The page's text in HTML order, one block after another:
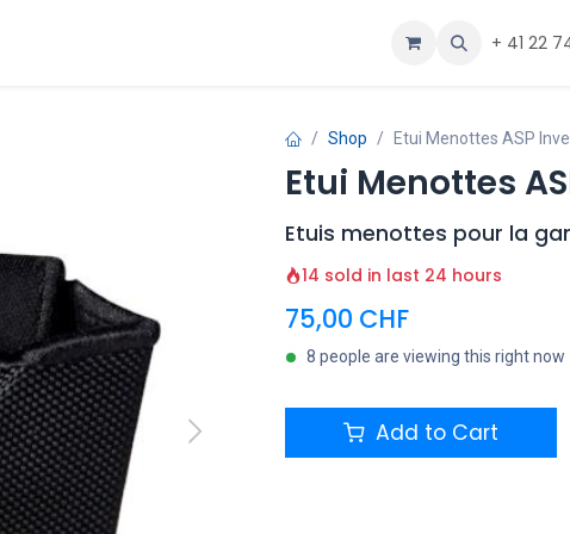
+ 41 22
Shop Etui Menottes ASP
Etui Menottes
Etuis menottes pour la
14 sold in last 24 hours
75,00 CHF
8 people are viewing this right now
Add to Cart